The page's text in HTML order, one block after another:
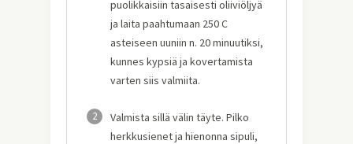
puolikkaisiin tasaisesti oliiviöljyä
ja laita paahtumaan 250 C
asteiseen uuniin n. 20 minuutiksi,
kunnes kypsiä ja kovertamista
varten siis valmiita.
2
Valmista sillä välin täyte. Pilko
herkkusienet ja hienonna sipuli,